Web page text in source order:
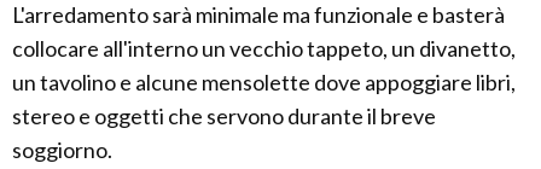
L'arredamento sarà minimale ma funzionale e basterà
collocare all'interno un vecchio tappeto, un divanetto,
un tavolino e alcune mensolette dove appoggiare libri,
stereo e oggetti che servono durante il breve
soggiorno.